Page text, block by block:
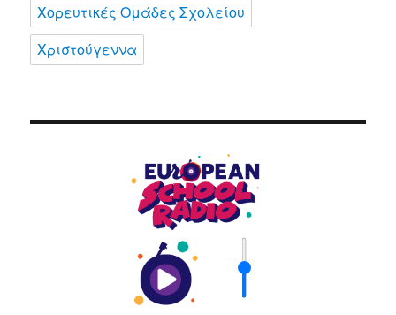
Χορευτικές Ομάδες Σχολείου
Χριστούγεννα